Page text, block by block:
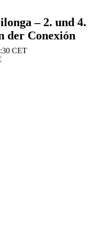
– 2. und 4.
der Conexión
CET